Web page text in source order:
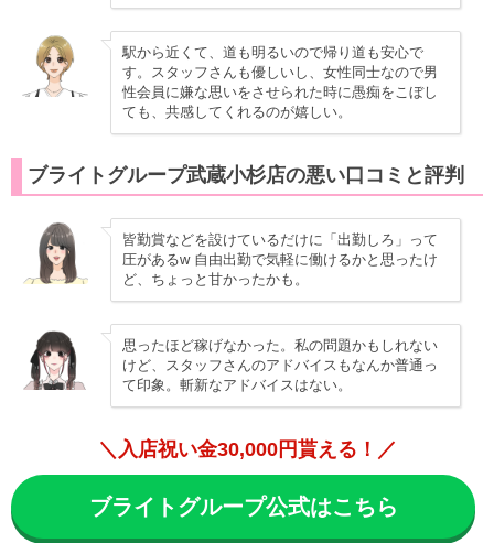
駅から近くて、道も明るいので帰り道も安心で
す。スタッフさんも優しいし、女性同士なので男
性会員に嫌な思いをさせられた時に愚痴をこぼし
ても、共感してくれるのが嬉しい。
ブライトグループ武蔵小杉店の悪い口コミと評判
皆勤賞などを設けているだけに「出勤しろ」って
圧があるw 自由出勤で気軽に働けるかと思ったけ
ど、ちょっと甘かったかも。
思ったほど稼げなかった。私の問題かもしれない
けど、スタッフさんのアドバイスもなんか普通っ
て印象。斬新なアドバイスはない。
＼入店祝い金30,000円貰える！／
ブライトグループ公式はこちら